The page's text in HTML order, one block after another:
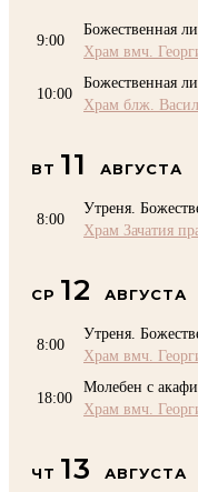
9:00
Божественная
Храм вмч.
10:00
Божественная
Храм блж.
ВТ 11 АВГУСТА
8:00
Утреня.
Храм Зачатия
СР 12 АВГУСТА
8:00
Утреня.
Храм вмч.
18:00
Молебен с
Храм вмч.
ЧТ 13 АВГУСТА